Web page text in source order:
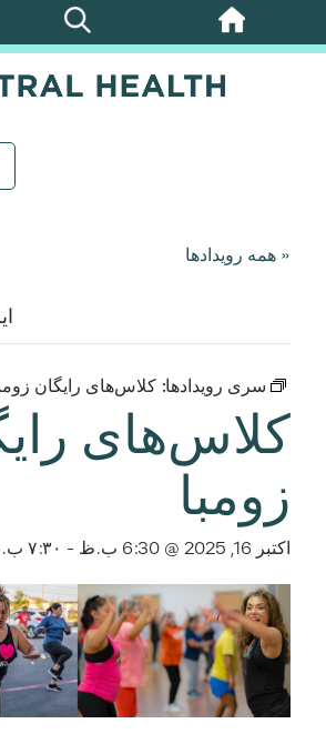
پرش
« همه رویدادها
سری رویدادها: کلاس‌های رایگان
کلاس‌های
زومبا
اکتبر 16, 2025 @ 6:30 ب.ظ - ۷:۳۰ ب.ظ